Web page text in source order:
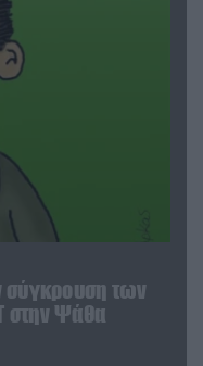
σύγκρουση των
στην Ψάθα